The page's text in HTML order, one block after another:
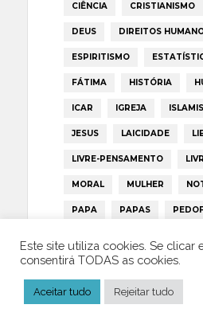
CIÊNCIA CRISTIANISMO
DEUS DIREITOS
ESPIRITISMO
FÁTIMA HISTÓRIA
ICAR IGREJA
JESUS LAICIDADE
LIVRE-PENSAMENTO
MORAL MULHER
PAPA PAPAS
TRUMP VATICANO
Este site utiliza cookies. Se clicar
consentirá TODAS as cookies.
Aceitar tudo Rejeitar tudo